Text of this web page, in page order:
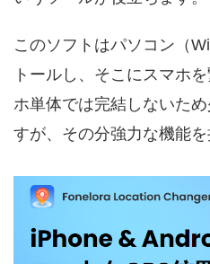
このソフトはパソコン（
トールし、そこにスマホ
ホ単体では完結しないた
すが、その分強力な機能を